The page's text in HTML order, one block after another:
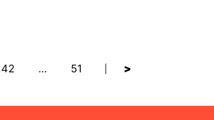
42 … 51 >